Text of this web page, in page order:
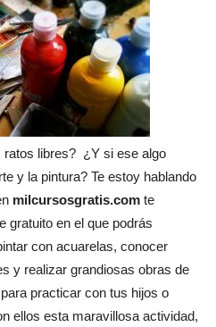
ratos libres? ¿Y si ese algo
y la pintura? Te estoy hablando
milcursosgratis.com te
gratuito en el que podrás
con acuarelas, conocer
y realizar grandiosas obras de
practicar con tus hijos o
ellos esta maravillosa actividad,